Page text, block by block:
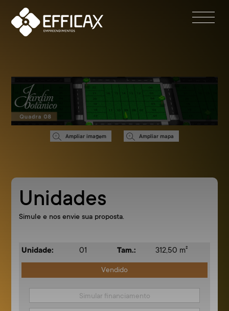
Ampliar imagem Ampliar mapa
Unidades
Simule e nos envie sua proposta.
Unidade: 01 Tam.: 312,50 m²
Vendido
Simular financiamento